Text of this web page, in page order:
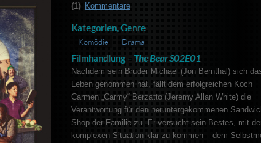
(1) Kommentare
Kategorien, Genre
Komödie Drama
Filmhandlung – The Bear S02E01
Nachdem sein Bruder Michael (Jon Bernthal) sich
Leben genommen hat, fällt dem erfolgreichen Koch
Carmen „Carmy“ Berzatto (Jeremy Allan White) die
Verantwortung für den heruntergekommenen
Shop der Familie zu. Er versucht sein Bestes, mit
komplexen Situation klar zu kommen – dem